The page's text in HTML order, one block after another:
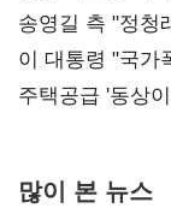
리모델링' 제안
송영길 측 "정청
총선 지휘 못해"
이 대통령 "국가
진실 밝혀야"
주택공급 '동상
많이 본 뉴스